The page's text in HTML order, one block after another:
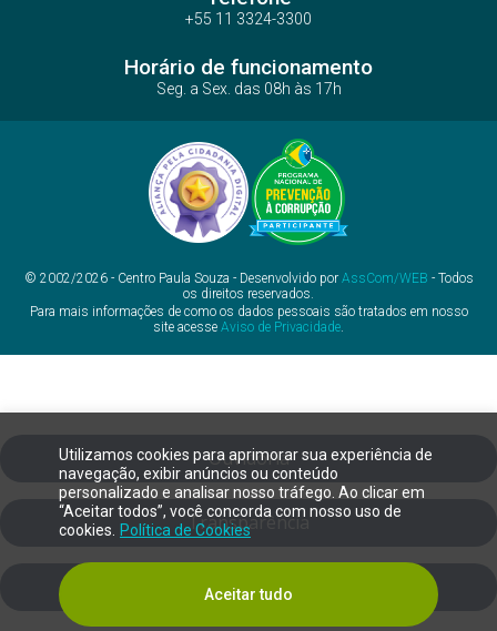
Utilizamos cookies para aprimorar sua experiência de
navegação, exibir anúncios ou conteúdo
personalizado e analisar nosso tráfego. Ao clicar em
“Aceitar todos”, você concorda com nosso uso de
cookies.
Política de Cookies
Aceitar tudo
+55 11 3324-3300
Horário de funcionamento
Seg. a Sex. das 08h às 17h
© 2002/2026 - Centro Paula Souza - Desenvolvido por AssCom/WEB - Todos
os direitos reservados.
Para mais informações de como os dados pessoais são tratados em nosso
site acesse Aviso de Privacidade.
Ouvidoria
Transparência
SIC